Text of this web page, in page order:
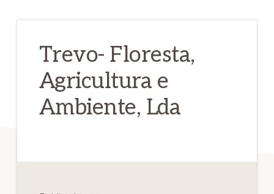
Agrícolas
Ambiente
Trevo- Floresta,
Agricultura e
Ambiente, Lda